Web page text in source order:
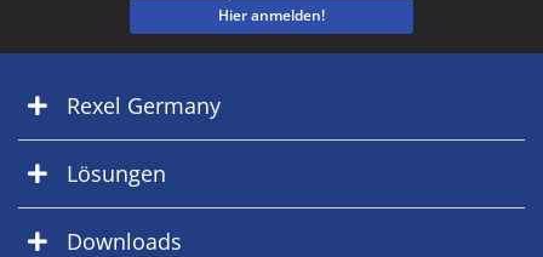
Hier anmelden!
Rexel Germany
Lösungen
Downloads